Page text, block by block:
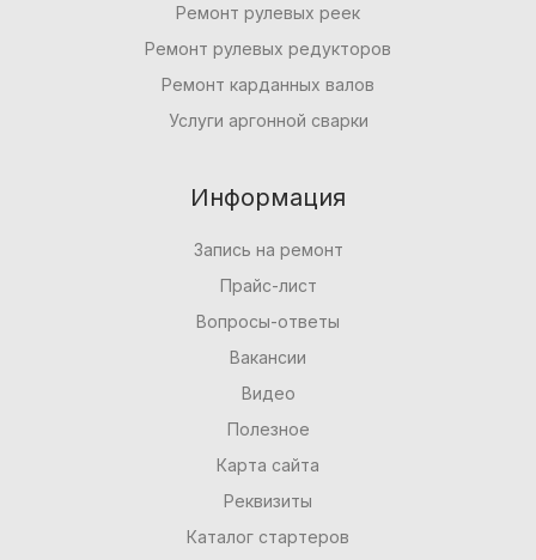
Ремонт рулевых реек
Ремонт рулевых редукторов
Ремонт карданных валов
Услуги аргонной сварки
Информация
Запись на ремонт
Прайс-лист
Вопросы-ответы
Вакансии
Видео
Полезное
Карта сайта
Реквизиты
Каталог стартеров